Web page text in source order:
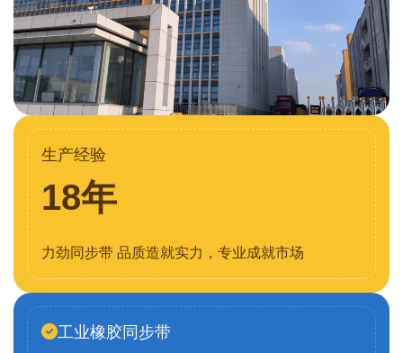
生产经验
18年
力劲同步带 品质造就实力，专业成就市场
工业橡胶同步带